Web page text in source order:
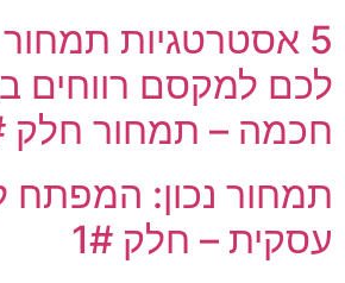
5 אסטרטגיות תמחור
לכם למקסם רווחים
חכמה – תמחור חלק 2#
תמחור נכון: המפתח
עסקית – חלק 1#